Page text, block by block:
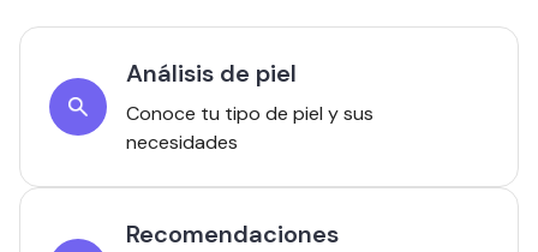
Análisis de piel
Conoce tu tipo de piel y sus
necesidades
Recomendaciones